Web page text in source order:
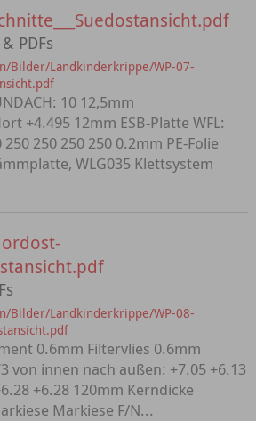
PDFs
Bilder/Landkinderkrippe/WP-07-
10 12,5mm
+4.495 12mm ESB-Platte WFL:
250 250 250 0.2mm PE-Folie
WLG035 Klettsystem
Bilder/Landkinderkrippe/WP-08-
0.6mm Filtervlies 0.6mm
von innen nach außen: +7.05 +6.13
+6.28 120mm Kerndicke
Markiese F/N...